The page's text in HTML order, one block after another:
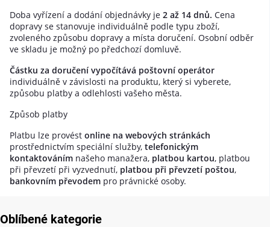
Doba vyřízení a dodání objednávky je 2 až 14 dnů. Cena
dopravy se stanovuje individuálně podle typu zboží,
zvoleného způsobu dopravy a místa doručení. Osobní odběr
ve skladu je možný po předchozí domluvě.
Částku za doručení vypočítává poštovní operátor
individuálně v závislosti na produktu, který si vyberete,
způsobu platby a odlehlosti vašeho města.
Způsob platby
Platbu lze provést online na webových stránkách
prostřednictvím speciální služby, telefonickým
kontaktováním našeho manažera, platbou kartou, platbou
při převzetí při vyzvednutí, platbou při převzetí poštou,
bankovním převodem pro právnické osoby.
Oblíbené kategorie